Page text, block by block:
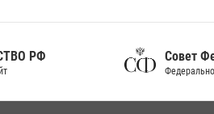
РФ Совет
Федерального